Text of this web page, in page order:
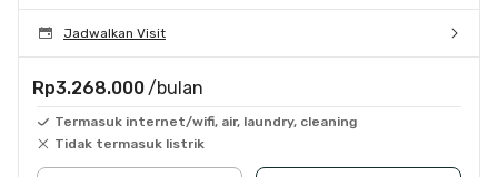
Jadwalkan Visit
Rp3.268.000 /bulan
Termasuk internet/wifi, air, laundry, cleaning
Tidak termasuk listrik